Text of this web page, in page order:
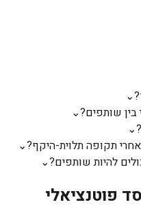
⌄
שותפים?⌄
⌄
תקופה תלוית-היקף?⌄
להיות שותפים?⌄
פוטנציאלי